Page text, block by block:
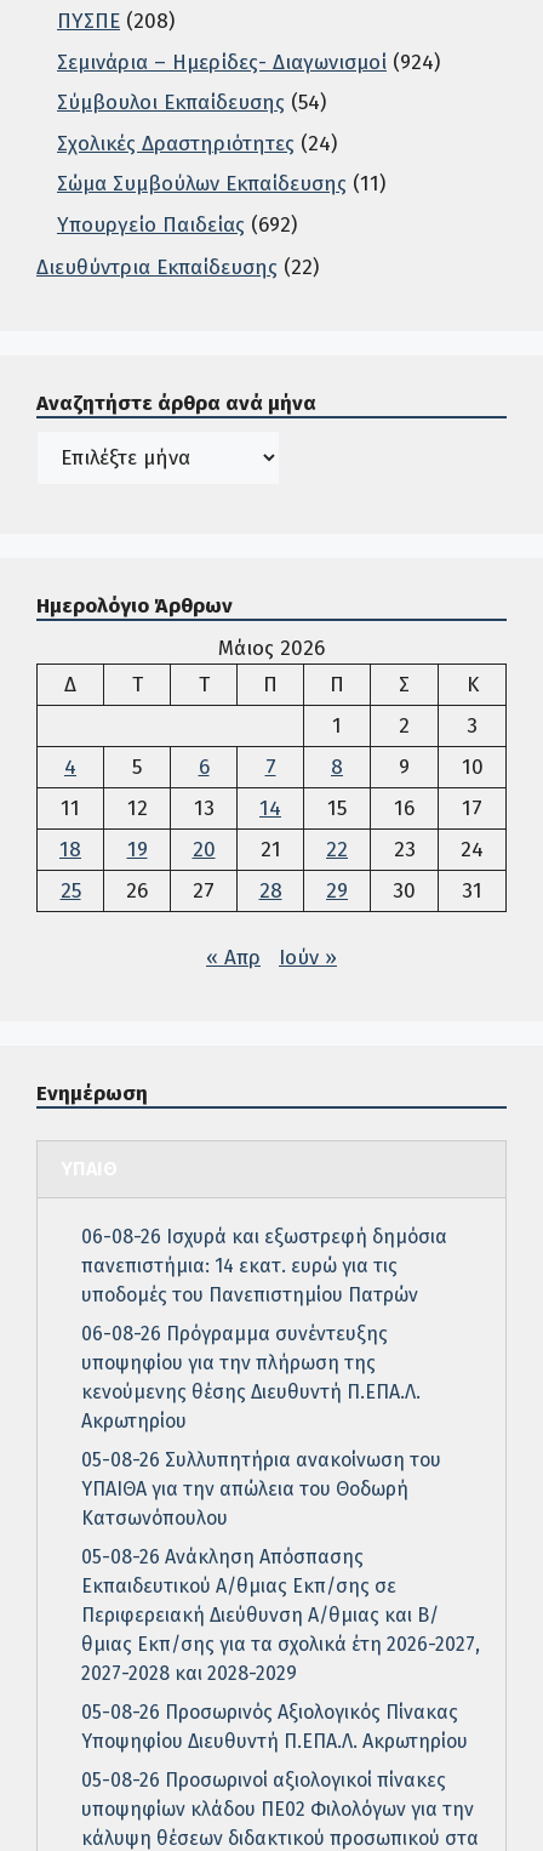
ΠΥΣΠΕ (208)
Σεμινάρια – Ημερίδες- Διαγωνισμοί (924)
Σύμβουλοι Εκπαίδευσης (54)
Σχολικές Δραστηριότητες (24)
Σώμα Συμβούλων Εκπαίδευσης (11)
Υπουργείο Παιδείας (692)
Διευθύντρια Εκπαίδευσης (22)
Αναζητήστε άρθρα ανά μήνα
Ιστορικό
Ημερολόγιο Άρθρων
Μάιος 2026
ΔΔευτέρα
ΤΤρίτη ΤΤετάρτη
Π Πέμπτη
Π Παρασκευή
Σ Σάββατο
Κ
1
2
3
4
5 6 7 8 9
10
11
12 13 14 15 16
17
18
19 20 21 22 23
24
25
26 27 28 29 30 31
« Απρ Ιούν »
Ενημέρωση
06-08-26 Ισχυρά και εξωστρεφή δημόσια
πανεπιστήμια: 14 εκατ. ευρώ για τις
υποδομές του Πανεπιστημίου Πατρών
06-08-26 Πρόγραμμα συνέντευξης
υποψηφίου για την πλήρωση της
κενούμενης θέσης Διευθυντή Π.ΕΠΑ.Λ.
Ακρωτηρίου
05-08-26 Συλλυπητήρια ανακοίνωση του
ΥΠΑΙΘΑ για την απώλεια του Θοδωρή
Κατσωνόπουλου
05-08-26 Ανάκληση Απόσπασης
Εκπαιδευτικού Α/θμιας Εκπ/σης σε
Περιφερειακή Διεύθυνση Α/θμιας και Β/
θμιας Εκπ/σης για τα σχολικά έτη 2026-2027,
2027-2028 και 2028-2029
05-08-26 Προσωρινός Αξιολογικός Πίνακας
Υποψηφίου Διευθυντή Π.ΕΠΑ.Λ. Ακρωτηρίου
05-08-26 Προσωρινοί αξιολογικοί πίνακες
υποψηφίων κλάδου ΠΕ02 Φιλολόγων για την
κάλυψη θέσεων διδακτικού προσωπικού στα